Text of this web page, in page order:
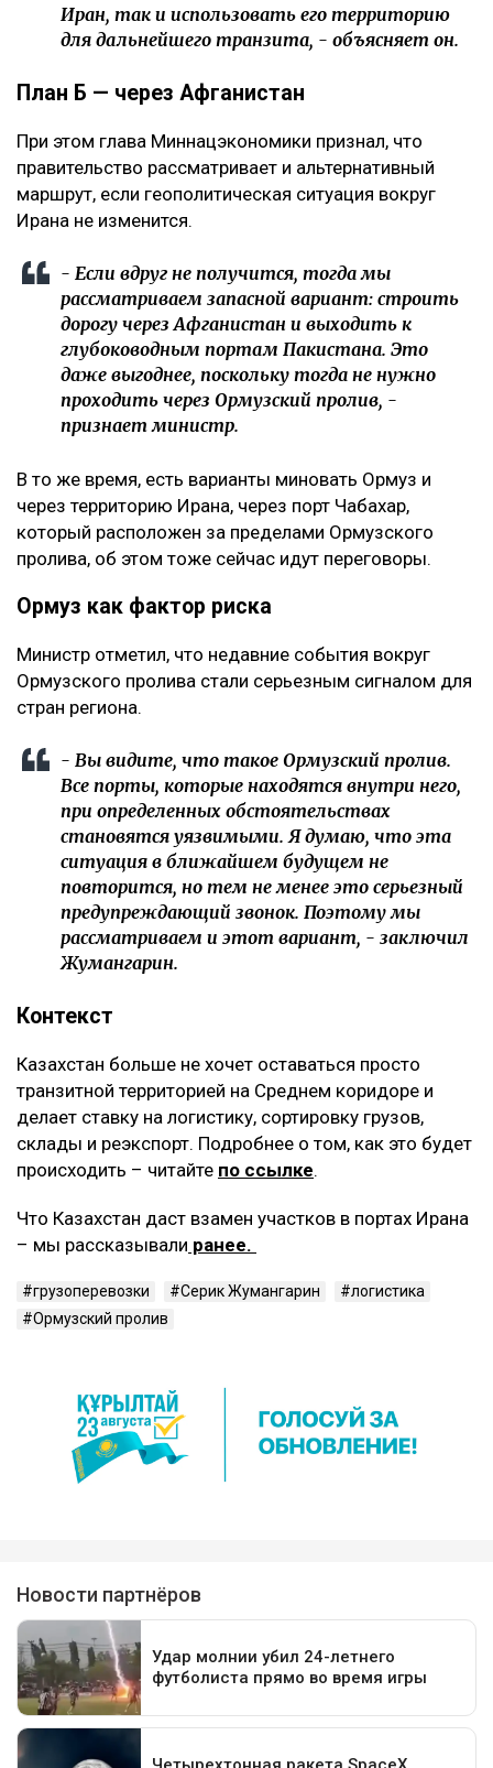
Иран, так и использовать его территорию
для дальнейшего транзита, - объясняет он.
План Б — через Афганистан
При этом глава Миннацэкономики признал, что
правительство рассматривает и альтернативный
маршрут, если геополитическая ситуация вокруг
Ирана не изменится.
- Если вдруг не получится, тогда мы
рассматриваем запасной вариант: строить
дорогу через Афганистан и выходить к
глубоководным портам Пакистана. Это
даже выгоднее, поскольку тогда не нужно
проходить через Ормузский пролив, -
признает министр.
В то же время, есть варианты миновать Ормуз и
через территорию Ирана, через порт Чабахар,
который расположен за пределами Ормузского
пролива, об этом тоже сейчас идут переговоры.
Ормуз как фактор риска
Министр отметил, что недавние события вокруг
Ормузского пролива стали серьезным сигналом для
стран региона.
- Вы видите, что такое Ормузский пролив.
Все порты, которые находятся внутри него,
при определенных обстоятельствах
становятся уязвимыми. Я думаю, что эта
ситуация в ближайшем будущем не
повторится, но тем не менее это серьезный
предупреждающий звонок. Поэтому мы
рассматриваем и этот вариант, - заключил
Жумангарин.
Контекст
Казахстан больше не хочет оставаться просто
транзитной территорией на Среднем коридоре и
делает ставку на логистику, сортировку грузов,
склады и реэкспорт. Подробнее о том, как это будет
происходить – читайте по ссылке.
Что Казахстан даст взамен участков в портах Ирана
– мы рассказывали ранее.
грузоперевозки Серик Жумангарин
логистика
Ормузский пролив